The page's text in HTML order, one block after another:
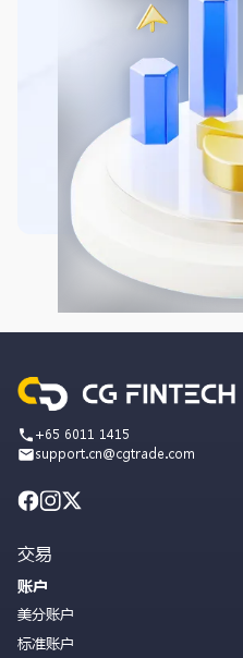
+65 6011 1415
support.cn@cgtrade.com
交易
账户
美分账户
标准账户